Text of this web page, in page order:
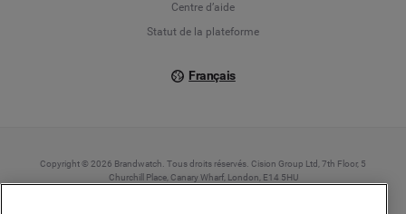
Centre d’aide
Statut de la plateforme
Français
Copyright © 2026 Brandwatch. Tous droits réservés. Cision Group Ltd, 7th Floor, 5
Churchill Place, Canary Wharf, London, E14 5HU